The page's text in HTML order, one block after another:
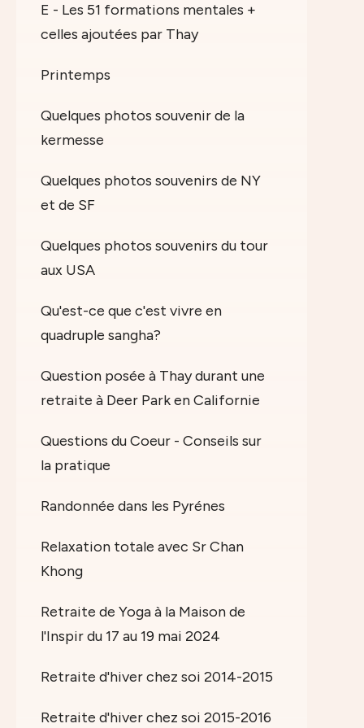
E - Les 51 formations mentales +
celles ajoutées par Thay
Printemps
Quelques photos souvenir de la
kermesse
Quelques photos souvenirs de NY
et de SF
Quelques photos souvenirs du tour
aux USA
Qu'est-ce que c'est vivre en
quadruple sangha?
Question posée à Thay durant une
retraite à Deer Park en Californie
Questions du Coeur - Conseils sur
la pratique
Randonnée dans les Pyrénes
Relaxation totale avec Sr Chan
Khong
Retraite de Yoga à la Maison de
l'Inspir du 17 au 19 mai 2024
Retraite d'hiver chez soi 2014-2015
Retraite d'hiver chez soi 2015-2016